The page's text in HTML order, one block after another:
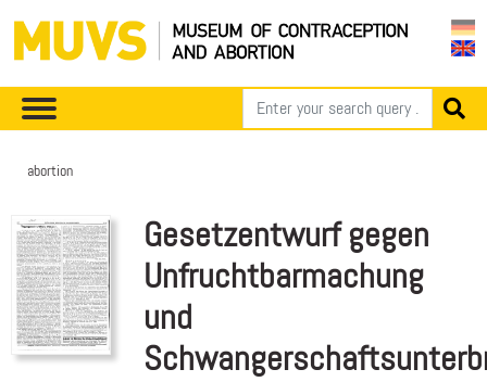
abortion
Gesetzentwurf gegen
Unfruchtbarmachung
und